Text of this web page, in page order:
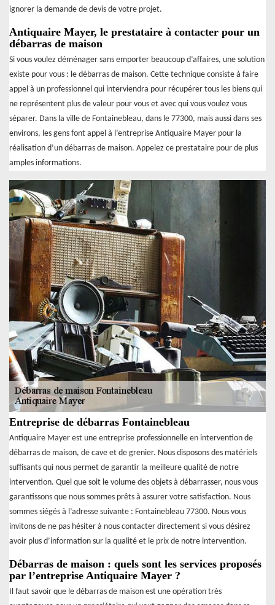
ignorer la demande de devis de votre projet.
Antiquaire Mayer, le prestataire à contacter pour un
débarras de maison
Si vous voulez déménager sans emporter beaucoup d’affaires, une solution
existe pour vous : le débarras de maison. Cette technique consiste à faire
appel à un professionnel qui interviendra pour récupérer tous les biens qui
ne représentent plus de valeur pour vous et avec qui vous voulez vous
séparer. Dans la ville de Fontainebleau, dans le 77300, mais aussi dans ses
environs, les gens font appel à l’entreprise Antiquaire Mayer pour la
réalisation d’un débarras de maison. Appelez ce prestataire pour de plus
amples informations.
Entreprise de débarras Fontainebleau
Antiquaire Mayer est une entreprise professionnelle en intervention de
débarras de maison, de cave et de grenier. Nous disposons des matériels
suffisants qui nous permet de garantir la meilleure qualité de notre
intervention. Quel que soit le volume des objets à débarrasser, nous vous
garantissons que nous sommes prêts à assurer votre satisfaction. Nous
sommes siégés à l’adresse suivante : Fontainebleau 77300. Nous vous
invitons de ne pas hésiter à nous contacter directement si vous désirez
avoir plus d’information sur la qualité et le prix de notre intervention.
Débarras de maison : quels sont les services proposés
par l’entreprise Antiquaire Mayer ?
Il faut savoir que le débarras de maison est une opération très